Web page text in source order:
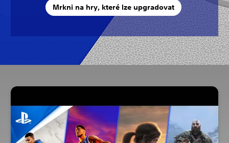
Mrkni na hry, které lze upgradovat